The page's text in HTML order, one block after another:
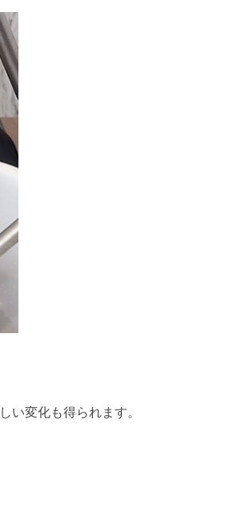
い変化も得られます。